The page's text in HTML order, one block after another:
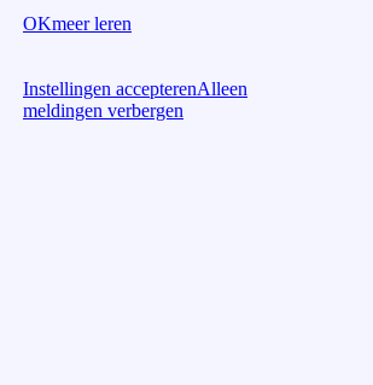
OKmeer leren
Instellingen accepterenAlleen
meldingen verbergen